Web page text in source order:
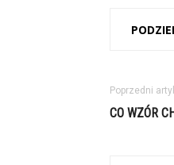
Poprzedni
CO WZÓR